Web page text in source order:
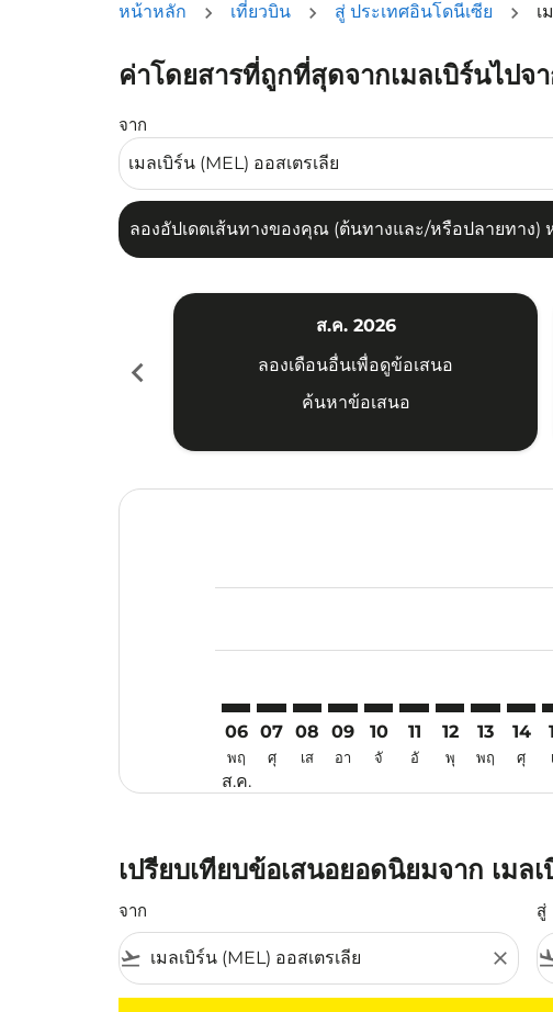
หน้าหลัก เที่ยวบิน สู่ ประเทศอินโดนีเซีย เ
ค่าโดยสารที่ถูกที่สุดจากเมลเบิร์นไปจ
จาก
ลองอัปเดตเส้นทางของคุณ (ต้นทางและ/หรือปลายทาง)
ลองอัปเดตเส้นทางของคุณ (ต้นทางและ/หรือปลายทาง) ห
chevron_left
ส.ค. 2026
ลองเดือนอื่นเพื่อดูข้อเสนอ
ค้นหาข้อเสนอ
06
พฤ
ส.ค.
07
ศุ
08
เส
09
อา
10
จั
11
อั
12
พุ
13
พฤ
14
ศุ
เปรียบเทียบข้อเสนอยอดนิยมจาก เมล
จาก
flight_takeoff close
สู่